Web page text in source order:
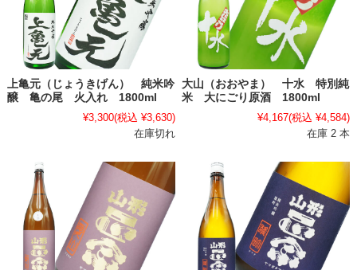
上亀元（じょうきげん） 純米吟
醸 亀の尾 火入れ 1800ml
¥3,300(税込 ¥3,630)
在庫切れ
大山（おおやま） 十水 特別純
米 大にごり原酒 1800ml
¥4,167(税込 ¥4,584)
在庫 2 本